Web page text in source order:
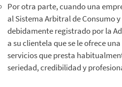
Por otra parte, cuando una
al Sistema Arbitral de Consumo
debidamente registrado por la
a su clientela que se le ofrece
servicios que presta
seriedad, credibilidad y